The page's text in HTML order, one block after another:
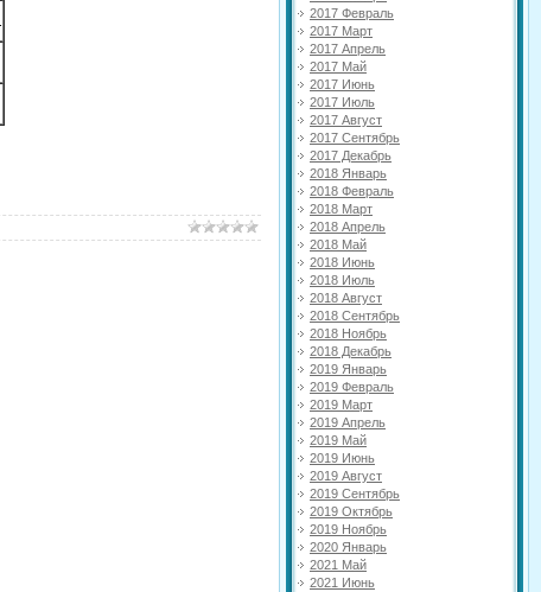
2017 Февраль
2017 Март
2017 Апрель
2017 Май
2017 Июнь
2017 Июль
2017 Август
2017 Сентябрь
2017 Декабрь
2018 Январь
2018 Февраль
2018 Март
2018 Апрель
2018 Май
2018 Июнь
2018 Июль
2018 Август
2018 Сентябрь
2018 Ноябрь
2018 Декабрь
2019 Январь
2019 Февраль
2019 Март
2019 Апрель
2019 Май
2019 Июнь
2019 Август
2019 Сентябрь
2019 Октябрь
2019 Ноябрь
2020 Январь
2021 Май
2021 Июнь